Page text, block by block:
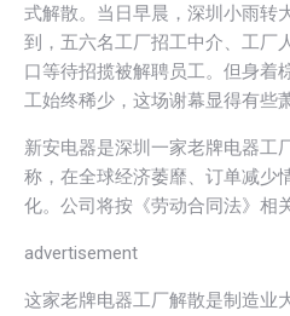
式解散。当日早晨，深圳小雨转
到，五六名工厂招工中介、工厂
口等待招揽被解聘员工。但身着
工始终稀少，这场谢幕显得有些
新安电器是深圳一家老牌电器工
称，在全球经济萎靡、订单减少
化。公司将按《劳动合同法》相
advertisement
这家老牌电器工厂解散是制造业